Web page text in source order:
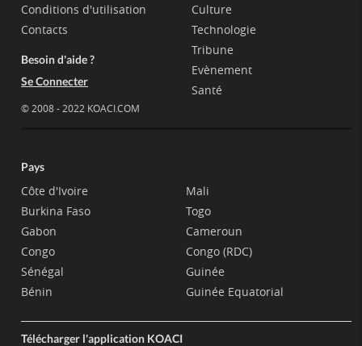
Conditions d'utilisation
Contacts
Besoin d'aide ?
Se Connecter
© 2008 - 2022 KOACI.COM
Culture
Technologie
Tribune
Evènement
Santé
Pays
Côte d'Ivoire
Burkina Faso
Gabon
Congo
Sénégal
Bénin
Mali
Togo
Cameroun
Congo (RDC)
Guinée
Guinée Equatorial
Télécharger l'application KOACI